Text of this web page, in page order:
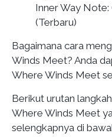
Inner Way Note:
(Terbaru)
Bagaimana cara
Winds Meet? Anda
Where Winds Meet
Berikut urutan
Where Winds Meet
selengkapnya di